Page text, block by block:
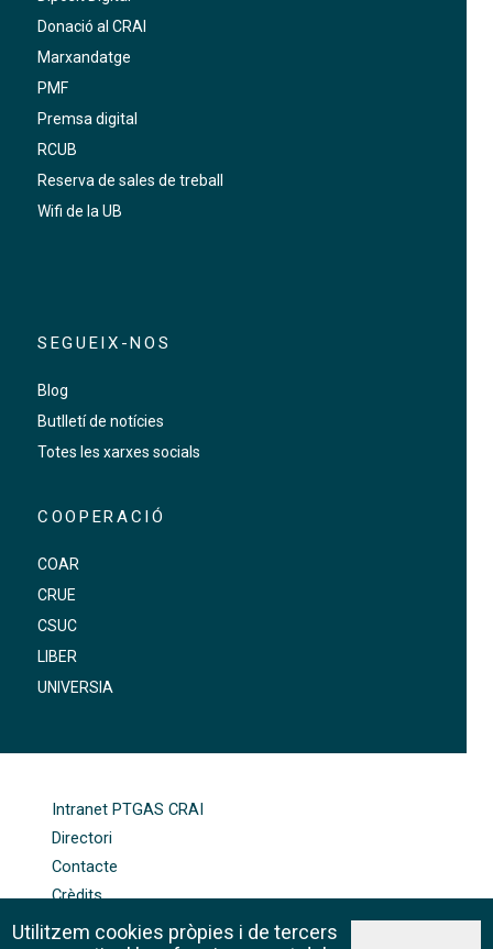
Donació al CRAI
Marxandatge
PMF
Premsa digital
RCUB
Reserva de sales de treball
Wifi de la UB
SEGUEIX-NOS
Blog
Butlletí de notícies
Totes les xarxes socials
COOPERACIÓ
COAR
CRUE
CSUC
LIBER
UNIVERSIA
Intranet PTGAS CRAI
Directori
Contacte
Crèdits
Mapa web
Utilitzem cookies pròpies i de tercers